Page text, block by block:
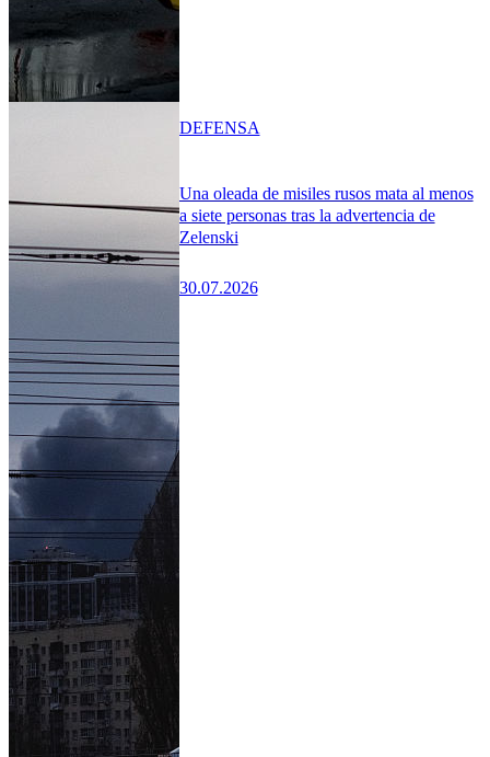
Una oleada de misiles rusos mata al menos
a siete personas tras la advertencia de
Zelenski
30.07.2026
DEFENSA